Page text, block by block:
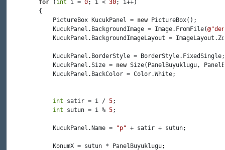
for ( int i = 0; i < 30; i++)
         {
             PictureBox KucukPanel =
new PictureBox();
             KucukPanel.BackgroundImage = Image.FromFile(
KucukPanel.BackgroundImageLayout =
             KucukPanel.BorderStyle = BorderStyle.FixedSingle;
             KucukPanel.Size =
new Size(PanelBuyuklugu,
             KucukPanel.BackColor = Color.White;
int satir = i / 5;
int sutun = i % 5;
             KucukPanel.Name =
"p" + satir + sutun;
             KonumX = sutun * PanelBuyuklugu;